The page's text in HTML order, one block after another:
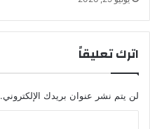
ة
ر
ا
اترك تعليقاً
لن يتم نشر عنوان بريدك الإلكتروني.